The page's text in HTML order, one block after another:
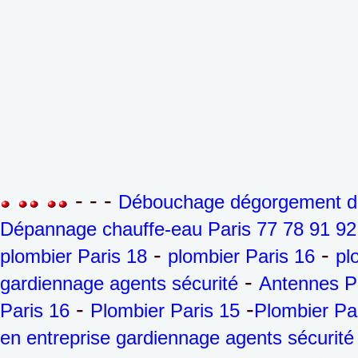
- - - Débouchage dégorgement
Dépannage chauffe-eau Paris 77 78 91
plombier Paris 18 - plombier Paris 16 -
gardiennage agents sécurité - Antennes
Paris 16 - Plombier Paris 15 -Plombier
en entreprise gardiennage agents sécurité